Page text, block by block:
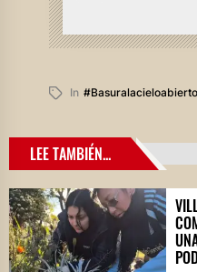
In #basuralacieloabierto
LEE TAMBIÉN...